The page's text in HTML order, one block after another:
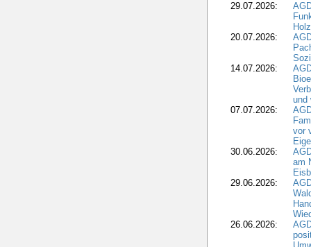
29.07.2026:
20.07.2026:
14.07.2026:
und
07.07.2026:
vor
30.06.2026:
am
29.06.2026:
26.06.2026: